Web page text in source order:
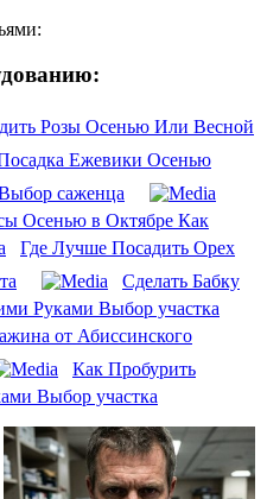
Розы Осенью Или Весной
Ежевики Осенью
саженца
Осенью в Октябре Как
Где Лучше Посадить Орех
Сделать Бабку
Руками Выбор участка
от Абиссинского
Как Пробурить
Выбор участка